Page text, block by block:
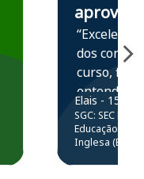
aprova
“Excelente
dos
curso,
entender e
prática
resolução
questões.”
Elais - 15/07/
SGC: SEC BA
Educação
Inglesa (Edital